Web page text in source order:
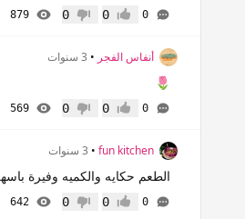
0 إعجاب0 عدم إعجاب
0
879
أنفاس الفجر • 3 سنوات
🌷
0 إعجاب0 عدم إعجاب
0
569
fun kitchen
• 3 سنوات
الطعم حكايه والكميه وفيرة
0 إعجاب0 عدم إعجاب
0
642